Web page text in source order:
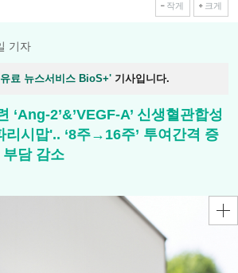
작게 크게
기자
료 뉴스서비스 BioS+' 기사입니다.
‘Ang-2’&’VEGF-A’ 신생혈관합성
리시맙'.. ‘8주→16주’ 투여간격 증
담 감소